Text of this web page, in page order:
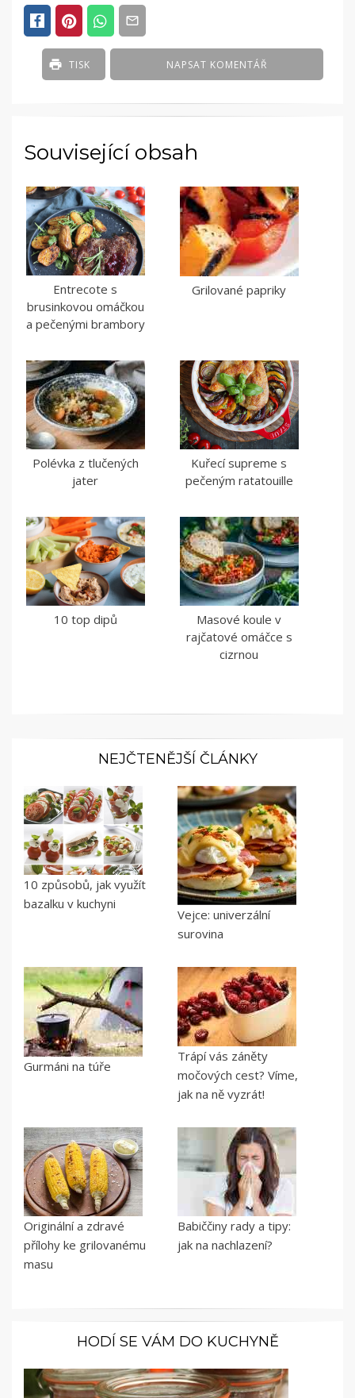
NAPSAT KOMENTÁŘ
TISK
Související obsah
Entrecote s
brusinkovou omáčkou
a pečenými brambory
Grilované papriky
Polévka z tlučených
jater
Kuřecí supreme s
pečeným ratatouille
10 top dipů
Masové koule v
rajčatové omáčce s
cizrnou
NEJČTENĚJŠÍ ČLÁNKY
10 způsobů, jak využít
bazalku v kuchyni
Vejce: univerzální
surovina
Gurmáni na túře
Trápí vás záněty
močových cest? Víme,
jak na ně vyzrát!
Originální a zdravé
přílohy ke grilovanému
masu
Babiččiny rady a tipy:
jak na nachlazení?
HODÍ SE VÁM DO KUCHYNĚ